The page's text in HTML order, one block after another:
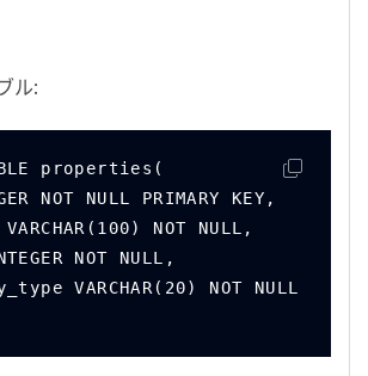
ル:
properties(
NOT NULL PRIMARY KEY,
VARCHAR(100) NOT NULL,
NOT NULL,
VARCHAR(20) NOT NULL